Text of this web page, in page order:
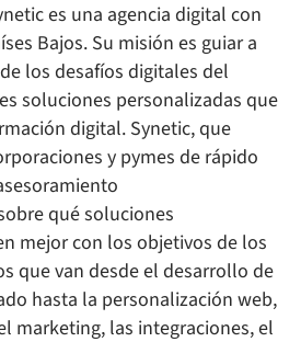
es una agencia digital con
Bajos. Su misión es guiar a
los desafíos digitales del
soluciones personalizadas que
digital. Synetic, que
y pymes de rápido
qué soluciones
mejor con los objetivos de los
que van desde el desarrollo de
hasta la personalización web,
marketing, las integraciones, el